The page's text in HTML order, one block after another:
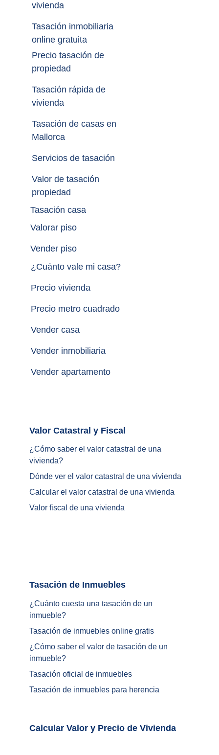
¿Cuánto cuesta una tasación de un
inmueble?
Tasación de inmuebles online gratis
¿ Cómo saber el valor de tasación de un
inmueble?
Tasación oficial de inmuebles
Tasación de inmuebles para herencia
¿ Cómo saber el valor catastral de una
vivienda?
Dónde ver el valor catastral de una vivienda
Calcular el valor catastral de una vivienda
Valor fiscal de una vivienda
vivienda
Tasación inmobiliaria
online gratuita
Precio tasación de
propiedad
Tasación rápida de
vivienda
Tasación de casas en
Mallorca
Servicios de tasación
Valor de tasación
propiedad
Tasación casa
Valorar piso
¿Cuánto vale mi casa?
Precio vivienda
Precio metro cuadrado
Vender casa
Vender inmobiliaria
Vender apartamento
Vender piso